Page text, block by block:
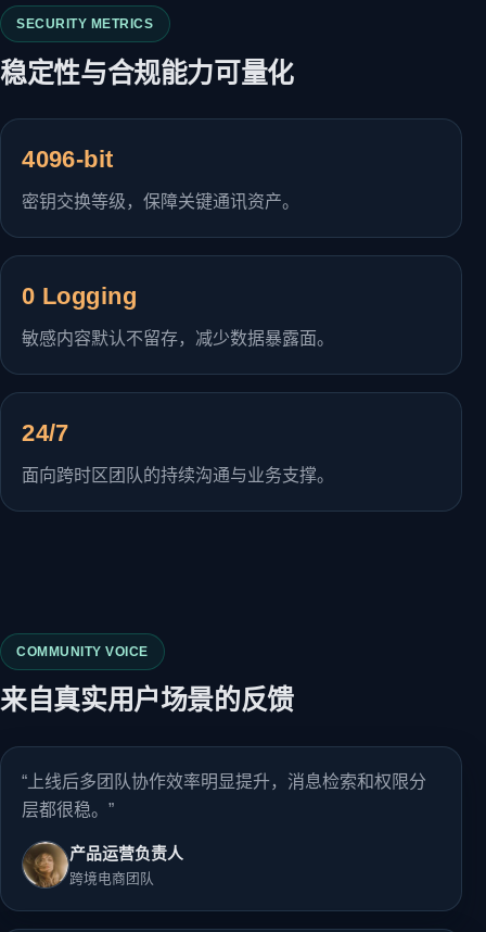
SECURITY METRICS
稳定性与合规能力可量化
4096-bit
密钥交换等级，保障关键通讯资产。
0 Logging
敏感内容默认不留存，减少数据暴露面。
24/7
面向跨时区团队的持续沟通与业务支撑。
COMMUNITY VOICE
来自真实用户场景的反馈
“上线后多团队协作效率明显提升，消息检索和权限分
层都很稳。”
产品运营负责人
跨境电商团队